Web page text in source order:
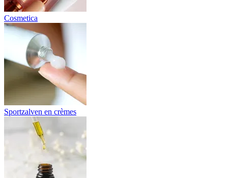
Cosmetica
Sportzalven en crèmes